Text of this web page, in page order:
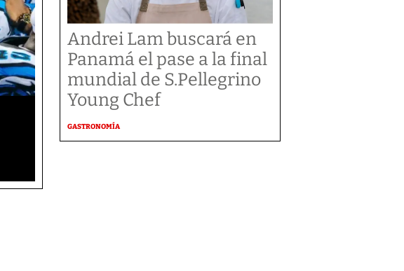
Andrei Lam buscará en
Panamá el pase a la final
mundial de S.Pellegrino
Young Chef
GASTRONOMÍA